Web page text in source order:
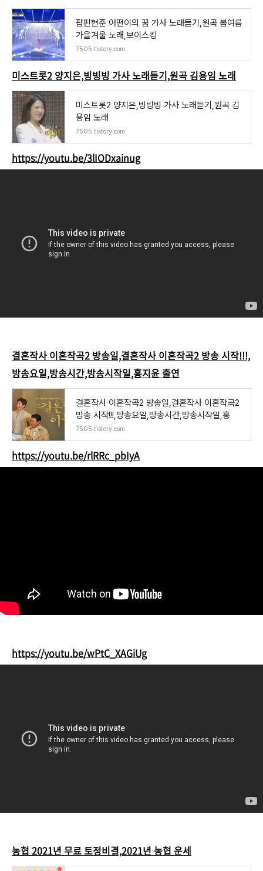
팝핀현준 어떤이의 꿈 가사 노래듣기,원곡 봄여름
가을겨울 노래,보이스킹
7505.tistory.com
미스트롯2 양지은,빙빙빙 가사 노래듣기,원곡 김용임 노래
미스트롯2 양지은,빙빙빙 가사 노래듣기,원곡 김
용임 노래
7505.tistory.com
https://youtu.be/3lIODxainug
결혼작사 이혼작곡2 방송일,결혼작사 이혼작곡2 방송 시작!!!,
방송요일,방송시간,방송시작일,홍지윤 출연
결혼작사 이혼작곡2 방송일,결혼작사 이혼작곡2
방송 시작!!!,방송요일,방송시간,방송시작일,홍
7505.tistory.com
https://youtu.be/rlRRc_pbIyA
https://youtu.be/wPtC_XAGiUg
농협 2021년 무료 토정비결,2021년 농협 운세